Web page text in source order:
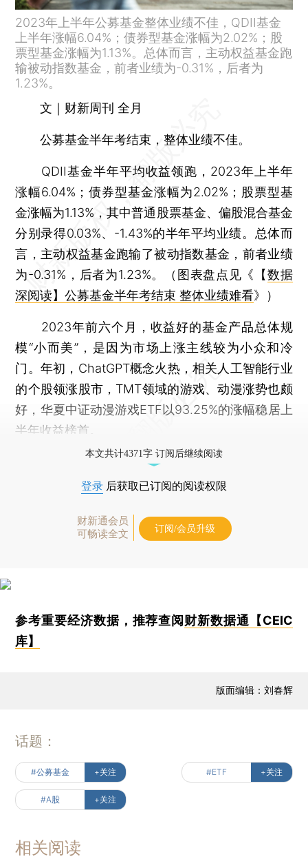
2023年上半年公募基金整体业绩不佳，QDII基金
上半年涨幅6.04%；债券型基金涨幅为2.02%；股
票型基金涨幅为1.13%。总体而言，主动权益基金跑
输被动指数基金，前者业绩为-0.31%，后者为
1.23%。
文｜财新周刊 全月
公募基金半年考结束，整体业绩不佳。
QDII基金半年平均收益领跑，2023年上半年
涨幅6.04%；债券型基金涨幅为2.02%；股票型基
金涨幅为1.13%，其中普通股票基金、偏股混合基金
分别录得0.03%、-1.43%的半年平均业绩。总体而
言，主动权益基金跑输了被动指数基金，前者业绩
为-0.31%，后者为1.23%。（图表盘点见《【数据
深阅读】公募基金半年考结束 整体业绩难看》）
2023年前六个月，收益好的基金产品总体规
模“小而美”，是因为市场上涨主线较为小众和冷
门。年初，ChatGPT概念火热，相关人工智能行业
的个股领涨股市，TMT领域的游戏、动漫涨势也颇
好，华夏中证动漫游戏ETF以93.25%的涨幅稳居上
半年收益榜首。
本文共计4371字 订阅后继续阅读
登录 后获取已订阅的阅读权限
财新通会员
可畅读全文
订阅/会员升级
参考重要经济数据，推荐查阅财新数据通【CEIC
库】
版面编辑：刘春辉
话题：
#公募基金 +关注 #ETF +关注
#A股 +关注
相关阅读